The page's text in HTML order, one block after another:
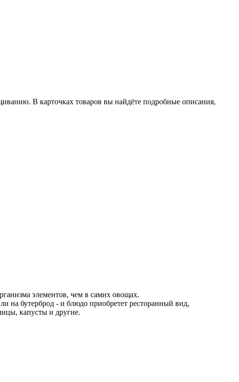
В карточках товаров вы найдёте подробные описания,
элементов, чем в самих овощах.
на бутерброд - и блюдо приобретет ресторанный вид,
капусты и другие.